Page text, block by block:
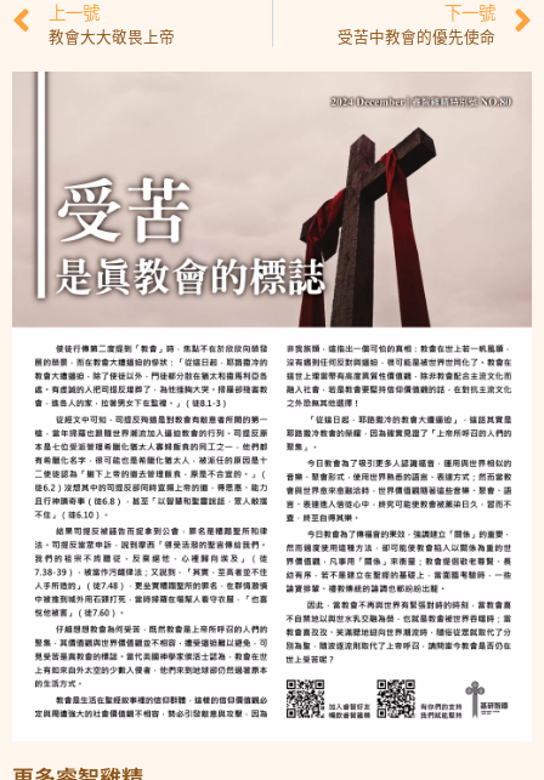
上一號
教會大大敬畏上帝
下一號
受苦中教會的優先使命